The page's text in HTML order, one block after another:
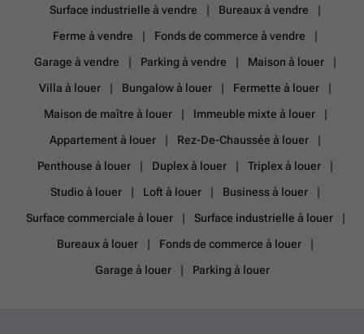
Surface industrielle à vendre
Bureaux à vendre
Ferme à vendre
Fonds de commerce à vendre
Garage à vendre
Parking à vendre
Maison à louer
Villa à louer
Bungalow à louer
Fermette à louer
Maison de maître à louer
Immeuble mixte à louer
Appartement à louer
Rez-De-Chaussée à louer
Penthouse à louer
Duplex à louer
Triplex à louer
Studio à louer
Loft à louer
Business à louer
Surface commerciale à louer
Surface industrielle à louer
Bureaux à louer
Fonds de commerce à louer
Garage à louer
Parking à louer